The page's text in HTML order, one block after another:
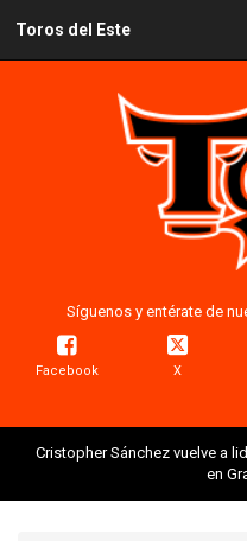
Toros del Este
Síguenos y entérate de
Facebook X
Cristopher Sánchez vuelve a
en